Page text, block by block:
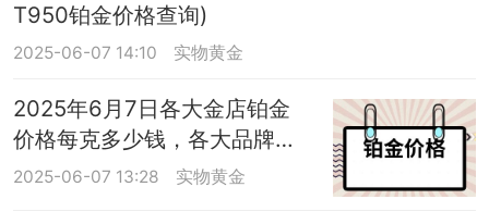
T950铂金价格查询)
2025-06-07 14:10 实物黄金
2025年6月7日各大金店铂金
价格每克多少钱，各大品牌金
店今日铂金价格是多少
2025-06-07 13:28 实物黄金